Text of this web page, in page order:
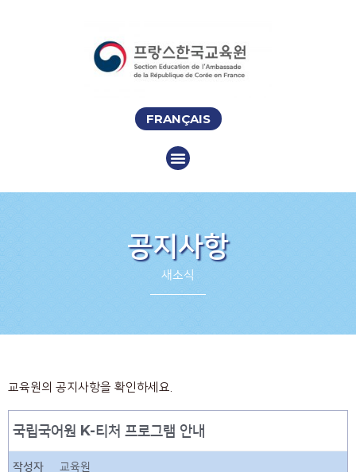
FRANÇAIS
공지사항
새소식
교육원의 공지사항을 확인하세요.
국립국어원 K-티처 프로그램 안내
작성자 교육원